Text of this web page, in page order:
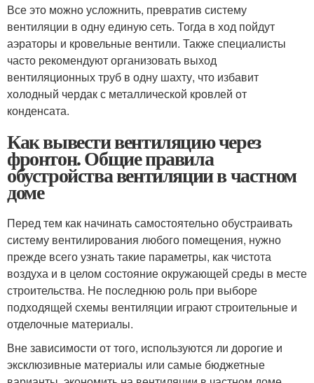
Все это можно усложнить, превратив систему
вентиляции в одну единую сеть. Тогда в ход пойдут
аэраторы и кровельные вентили. Также специалисты
часто рекомендуют организовать выход
вентиляционных труб в одну шахту, что избавит
холодный чердак с металлической кровлей от
конденсата.
Как вывести вентиляцию через
фронтон. Общие правила
обустройства вентиляции в частном
доме
Перед тем как начинать самостоятельно обустраивать
систему вентилирования любого помещения, нужно
прежде всего узнать такие параметры, как чистота
воздуха и в целом состояние окружающей среды в месте
строительства. Не последнюю роль при выборе
подходящей схемы вентиляции играют строительные и
отделочные материалы.
Вне зависимости от того, используются ли дорогие и
эксклюзивные материалы или самые бюджетные